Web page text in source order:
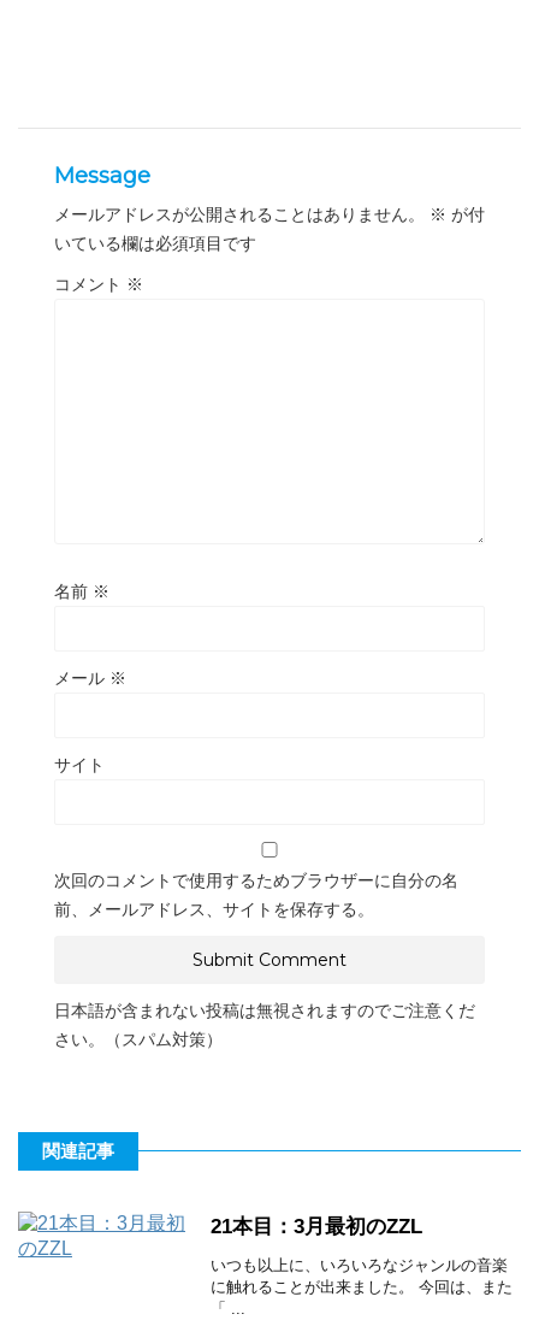
Message
メールアドレスが公開されることはありません。 ※ が付
いている欄は必須項目です
コメント ※
名前 ※
メール ※
サイト
次回のコメントで使用するためブラウザーに自分の名
前、メールアドレス、サイトを保存する。
日本語が含まれない投稿は無視されますのでご注意くだ
さい。（スパム対策）
関連記事
21本目：3月最初のZZL
いつも以上に、いろいろなジャンルの音楽
に触れることが出来ました。 今回は、また
「 ...